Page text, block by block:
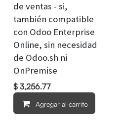
de ventas - si,
también compatible
con Odoo Enterprise
Online, sin necesidad
de Odoo.sh ni
OnPremise
$ 3,256.77
Agregar al carrito